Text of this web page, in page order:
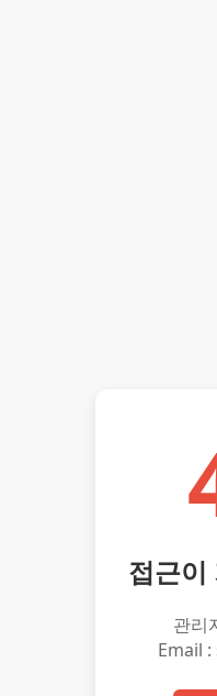
접근이
관리
Email